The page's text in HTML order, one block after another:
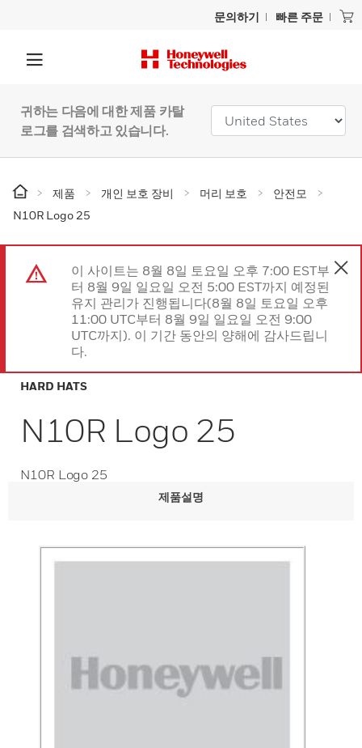
문의하기 빠른 주문
귀하는 다음에 대한 제품 카탈
로그를 검색하고 있습니다.
제품 개인 보호 장비 머리 보호
안전모
N10R Logo 25
이 사이트는 8월 8일 토요일 오후 7:00 EST부
터 8월 9일 일요일 오전 5:00 EST까지 예정된
유지 관리가 진행됩니다(8월 8일 토요일 오후
11:00 UTC부터 8월 9일 일요일 오전 9:00
UTC까지). 이 기간 동안의 양해에 감사드립니
다.
HARD HATS
N10R Logo 25
N10R Logo 25
제품설명